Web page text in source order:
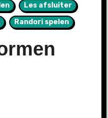
Les afsluiter
Randori spelen